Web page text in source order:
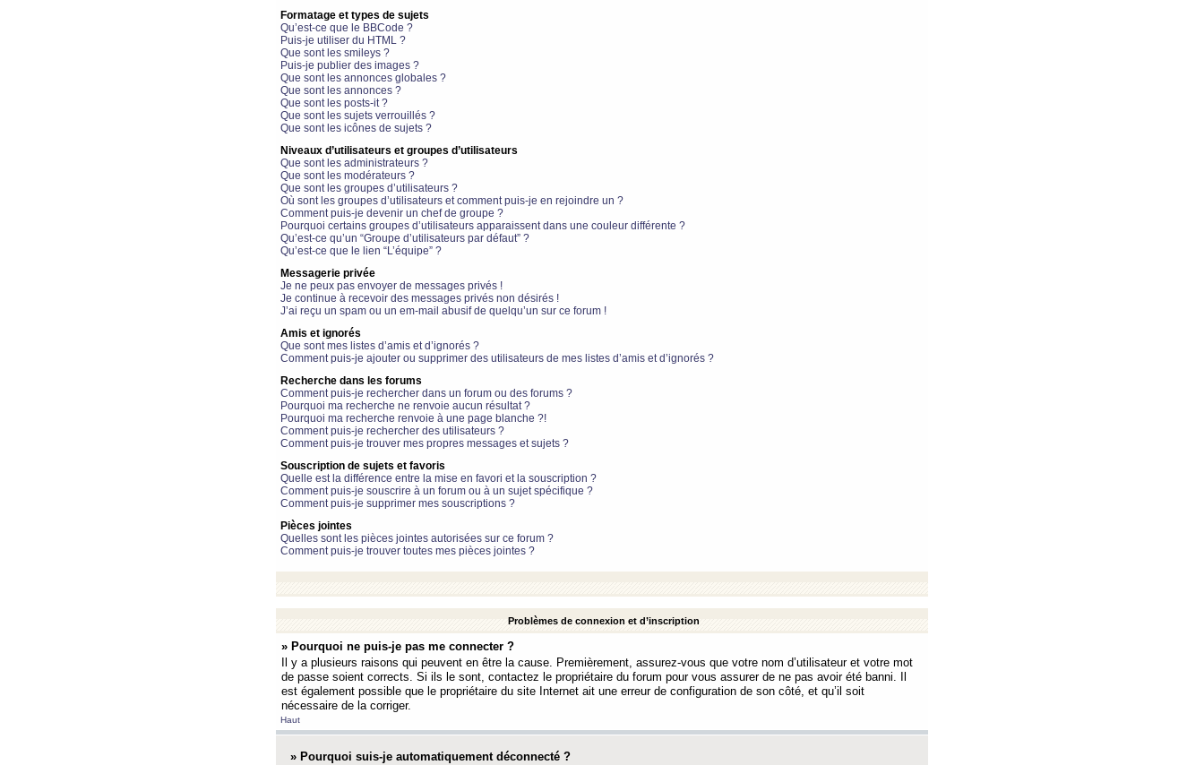
Formatage et types de sujets
Qu’est-ce que le BBCode ?
Puis-je utiliser du HTML ?
Que sont les smileys ?
Puis-je publier des images ?
Que sont les annonces globales ?
Que sont les annonces ?
Que sont les posts-it ?
Que sont les sujets verrouillés ?
Que sont les icônes de sujets ?
Niveaux d’utilisateurs et groupes d’utilisateurs
Que sont les administrateurs ?
Que sont les modérateurs ?
Que sont les groupes d’utilisateurs ?
Où sont les groupes d’utilisateurs et comment puis-je en rejoindre un ?
Comment puis-je devenir un chef de groupe ?
Pourquoi certains groupes d’utilisateurs apparaissent dans une couleur différente ?
Qu’est-ce qu’un “Groupe d’utilisateurs par défaut” ?
Qu’est-ce que le lien “L’équipe” ?
Messagerie privée
Je ne peux pas envoyer de messages privés !
Je continue à recevoir des messages privés non désirés !
J’ai reçu un spam ou un em-mail abusif de quelqu’un sur ce forum !
Amis et ignorés
Que sont mes listes d’amis et d’ignorés ?
Comment puis-je ajouter ou supprimer des utilisateurs de mes listes d’amis et d’ignorés ?
Recherche dans les forums
Comment puis-je rechercher dans un forum ou des forums ?
Pourquoi ma recherche ne renvoie aucun résultat ?
Pourquoi ma recherche renvoie à une page blanche ?!
Comment puis-je rechercher des utilisateurs ?
Comment puis-je trouver mes propres messages et sujets ?
Souscription de sujets et favoris
Quelle est la différence entre la mise en favori et la souscription ?
Comment puis-je souscrire à un forum ou à un sujet spécifique ?
Comment puis-je supprimer mes souscriptions ?
Pièces jointes
Quelles sont les pièces jointes autorisées sur ce forum ?
Comment puis-je trouver toutes mes pièces jointes ?
Problèmes de connexion et d’inscription
» Pourquoi ne puis-je pas me connecter ?
Il y a plusieurs raisons qui peuvent en être la cause. Premièrement, assurez-vous que votre nom d’utilisateur et votre mot
de passe soient corrects. Si ils le sont, contactez le propriétaire du forum pour vous assurer de ne pas avoir été banni. Il
est également possible que le propriétaire du site Internet ait une erreur de configuration de son côté, et qu’il soit
nécessaire de la corriger.
Haut
» Pourquoi suis-je automatiquement déconnecté ?